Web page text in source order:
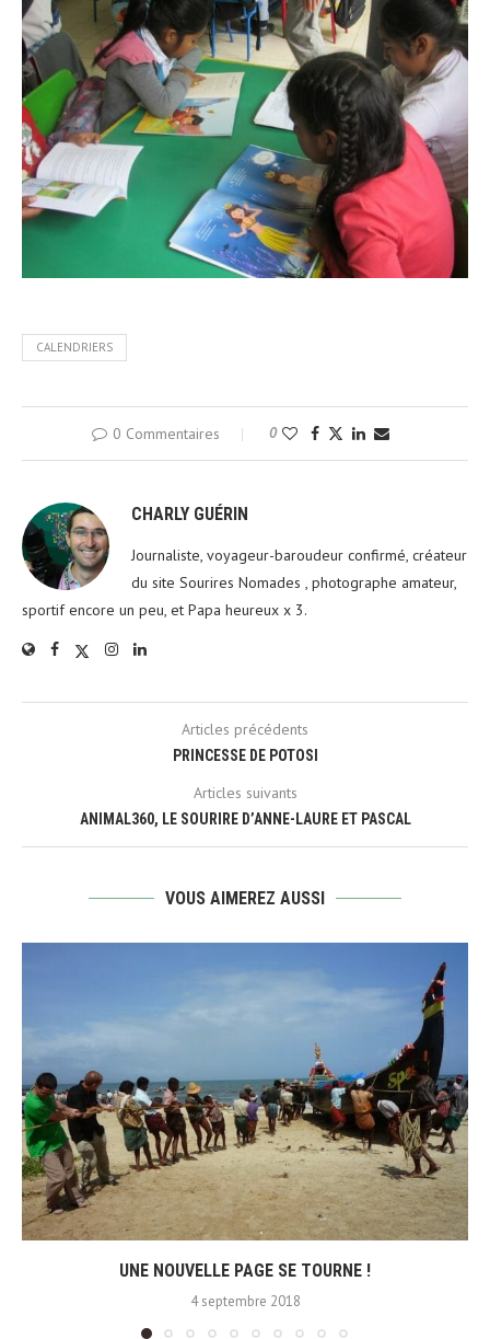
CALENDRIERS
0 Commentaires 0
CHARLY GUÉRIN
Journaliste, voyageur-baroudeur confirmé, créateur
du site Sourires Nomades , photographe amateur,
sportif encore un peu, et Papa heureux x 3.
Articles précédents
PRINCESSE DE POTOSI
Articles suivants
ANIMAL360, LE SOURIRE D’ANNE-LAURE ET PASCAL
VOUS AIMEREZ AUSSI
UNE NOUVELLE PAGE SE TOURNE !
4 septembre 2018